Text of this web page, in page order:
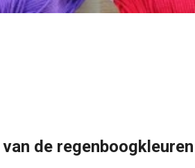
de regenboogkleuren